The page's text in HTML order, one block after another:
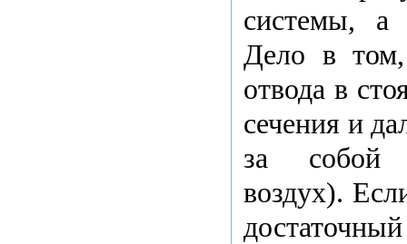
системы, а
Дело в том,
отвода в
сечения и
за собой
воздух).